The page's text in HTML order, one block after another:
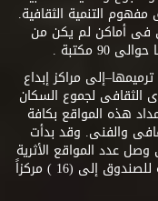
التنمية الثقافية.
فى أماكن لم يكن من
مكتبة .
مراكز إبداع
الثقافى لجموع السكان
هذه المواقع بكافة
والفنى. وقد بدأت
حتى وصل عدد المواقع الأثرية
التى تم تحويلها إلى مراكز إبداع فنى تابعة للصندوق إلى (16 ) مركزاً